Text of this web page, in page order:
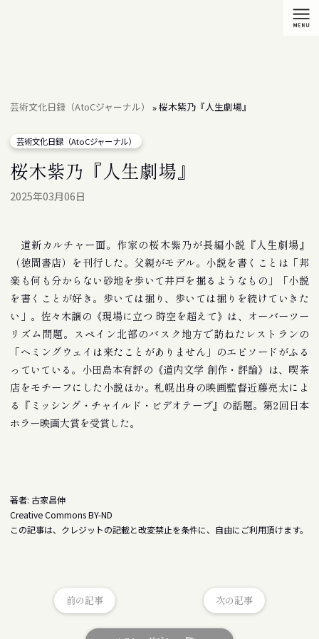
芸術文化日録（AtoCジャーナル） »桜木紫乃『人生劇場』
芸術文化日録（AtoCジャーナル）
桜木紫乃『人生劇場』
2025年03月06日
道新カルチャー面。作家の桜木紫乃が長編小説『人生劇場』
（徳間書店）を刊行した。父親がモデル。小説を書くことは「邦
楽も何も分からない砂地を歩いて井戸を掘るようなもの」「小説
を書くことが好き。歩いては掘り、歩いては掘りを続けていきた
い」。佐々木譲の《現場に立つ 時空を超えて》は、オーバーツー
リズム問題。スペイン北部のバスク地方で訪ねたレストランの
「ヘミングウェイは来たことがありません」のエピソードがふる
っていている。小田島本有評の《道内文学 創作・評論》は、喫茶
店をモチーフにした小説ほか。札幌出身の映画監督近藤亮太によ
る『ミッシング・チャイルド・ビデオテープ』の話題。第2回日本
ホラー映画大賞を受賞した。
著者: 古家昌伸
Creative Commons BY-ND
この記事は、クレジットの記載と改変禁止を条件に、自由にご利用頂けます。
前の記事 次の記事